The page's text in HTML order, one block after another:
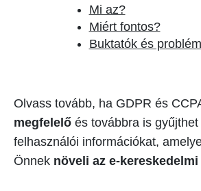
Mi az?
Miért fontos?
Buktatók és
Olvass tovább, ha GDPR és
megfelelő és továbbra is
felhasználói információkat,
Önnek növeli az e-